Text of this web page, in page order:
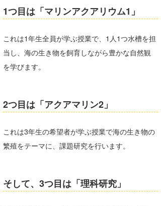
1つ目は「マリンアクアリウム1」
これは1年生全員が学ぶ授業で、1人1つ水槽を担
当し、海の生き物を飼育しながら豊かな自然観
を学びます。
2つ目は「アクアマリン2」
これは3年生の希望者が学ぶ授業で海の生き物の
繁殖をテーマに、課題研究を行います。
そして、3つ目は「理科研究」